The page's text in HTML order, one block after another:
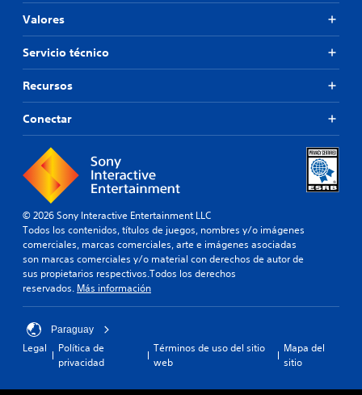
Valores
Servicio técnico
Recursos
Conectar
© 2026 Sony Interactive Entertainment LLC
Todos los contenidos, títulos de juegos, nombres y/o imágenes
comerciales, marcas comerciales, arte e imágenes asociadas
son marcas comerciales y/o material con derechos de autor de
sus propietarios respectivos.Todos los derechos
reservados. Más información
Paraguay
Legal
Política de
privacidad
Términos de uso del sitio
web
Mapa del
sitio